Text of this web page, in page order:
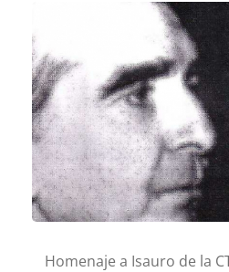
Homenaje a Isauro de la